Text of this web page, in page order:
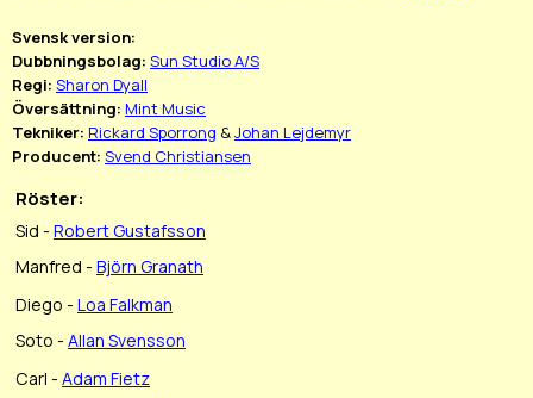
Svensk version:
Dubbningsbolag: Sun Studio A/S
Regi: Sharon Dyall
Översättning: Mint Music
Tekniker: Rickard Sporrong &Johan Lejdemyr
Producent: Svend Christiansen
Röster:
Sid - Robert Gustafsson
Manfred - Björn Granath
Diego - Loa Falkman
Soto - Allan Svensson
Carl - Adam Fietz